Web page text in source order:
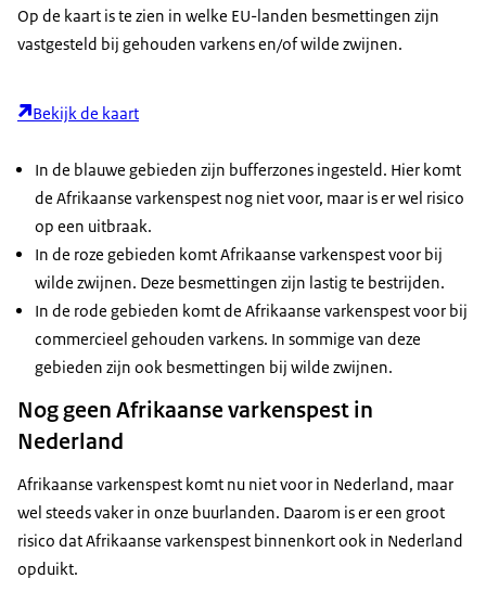
Op de kaart is te zien in welke EU-landen besmettingen zijn
vastgesteld bij gehouden varkens en/of wilde zwijnen.
Bekijk de kaart
In de blauwe gebieden zijn bufferzones ingesteld. Hier komt
de Afrikaanse varkenspest nog niet voor, maar is er wel risico
op een uitbraak.
In de roze gebieden komt Afrikaanse varkenspest voor bij
wilde zwijnen. Deze besmettingen zijn lastig te bestrijden.
In de rode gebieden komt de Afrikaanse varkenspest voor bij
commercieel gehouden varkens. In sommige van deze
gebieden zijn ook besmettingen bij wilde zwijnen.
Nog geen Afrikaanse varkenspest in
Nederland
Afrikaanse varkenspest komt nu niet voor in Nederland, maar
wel steeds vaker in onze buurlanden. Daarom is er een groot
risico dat Afrikaanse varkenspest binnenkort ook in Nederland
opduikt.